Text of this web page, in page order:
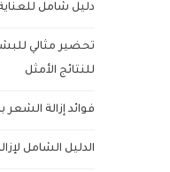
دليل شامل
تحضير مثالي
للنتائج الأمثل
فوائد إزالة الشعر
الدليل الشامل